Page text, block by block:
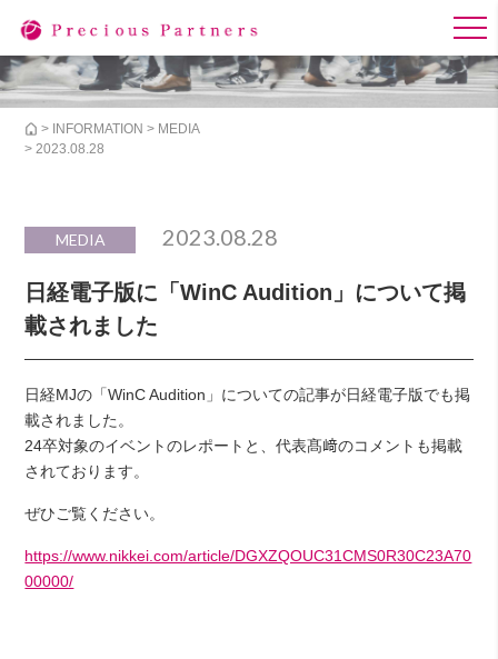
> INFORMATION > MEDIA
> 2023.08.28
MEDIA 2023.08.28
日経電子版に「WinC Audition」について掲
載されました
日経MJの「WinC Audition」についての記事が日経電子版でも掲
載されました。
24卒対象のイベントのレポートと、代表髙﨑のコメントも掲載
されております。
ぜひご覧ください。
https://www.nikkei.com/article/DGXZQOUC31CMS0R30C23A70
00000/